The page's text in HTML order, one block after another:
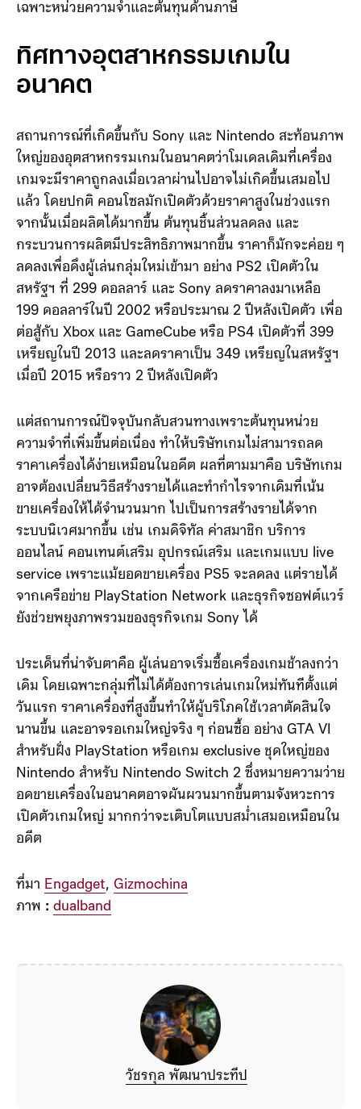
ซอฟต์แวร์ที่เพิ่มขึ้น แต่ก็ยังมีค่าใช้จ่ายเพิ่มขึ้นประมาณ
เฉพาะหน่วยความจำและต้นทุนด้านภาษี
ทิศทางอุตสาหกรรมเกมใน
อนาคต
สถานการณ์ที่เกิดขึ้นกับ Sony และ Nintendo สะท้อนภาพ
ใหญ่ของอุตสาหกรรมเกมในอนาคตว่าโมเดลเดิมที่เครื่อง
เกมจะมีราคาถูกลงเมื่อเวลาผ่านไปอาจไม่เกิดขึ้นเสมอไป
แล้ว โดยปกติ คอนโซลมักเปิดตัวด้วยราคาสูงในช่วงแรก
จากนั้นเมื่อผลิตได้มากขึ้น ต้นทุนชิ้นส่วนลดลง และ
กระบวนการผลิตมีประสิทธิภาพมากขึ้น ราคาก็มักจะค่อย ๆ
ลดลงเพื่อดึงผู้เล่นกลุ่มใหม่เข้ามา อย่าง PS2 เปิดตัวใน
สหรัฐฯ ที่ 299 ดอลลาร์ และ Sony ลดราคาลงมาเหลือ
199 ดอลลาร์ในปี 2002 หรือประมาณ 2 ปีหลังเปิดตัว เพื่อ
ต่อสู้กับ Xbox และ GameCube หรือ PS4 เปิดตัวที่ 399
เมื่อปี 2015 หรือราว 2 ปีหลังเปิดตัว
แต่สถานการณ์ปัจจุบันกลับสวนทางเพราะต้นทุนหน่วย
ความจำที่เพิ่มขึ้นต่อเนื่อง ทำให้บริษัทเกมไม่สามารถลด
ราคาเครื่องได้ง่ายเหมือนในอดีต ผลที่ตามมาคือ บริษัทเกม
อาจต้องเปลี่ยนวิธีสร้างรายได้และทำกำไรจากเดิมที่เน้น
ขายเครื่องให้ได้จำนวนมาก ไปเป็นการสร้างรายได้จาก
ระบบนิเวศมากขึ้น เช่น เกมดิจิทัล ค่าสมาชิก บริการ
ออนไลน์ คอนเทนต์เสริม อุปกรณ์เสริม และเกมแบบ live
service เพราะแม้ยอดขายเครื่อง PS5 จะลดลง แต่รายได้
ยังช่วยพยุงภาพรวมของธุรกิจเกม Sony ได้
ประเด็นที่น่าจับตาคือ ผู้เล่นอาจเริ่มซื้อเครื่องเกมช้าลงกว่า
เดิม โดยเฉพาะกลุ่มที่ไม่ได้ต้องการเล่นเกมใหม่ทันทีตั้งแต่
วันแรก ราคาเครื่องที่สูงขึ้นทำให้ผู้บริโภคใช้เวลาตัดสินใจ
นานขึ้น และอาจรอเกมใหญ่จริง ๆ ก่อนซื้อ อย่าง GTA VI
สำหรับฝั่ง PlayStation หรือเกม exclusive ชุดใหญ่ของ
Nintendo สำหรับ Nintendo Switch 2 ซึ่งหมายความว่าย
อดขายเครื่องในอนาคตอาจผันผวนมากขึ้นตามจังหวะการ
อดีต